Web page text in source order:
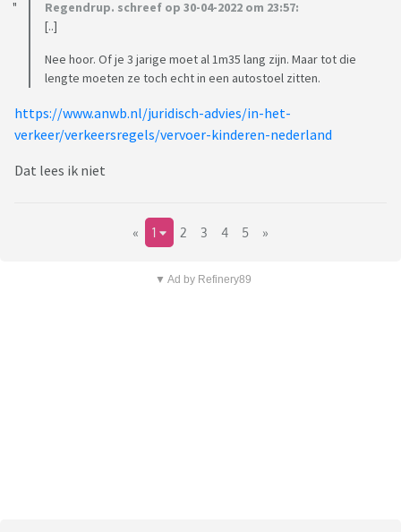
Regendrup. schreef op 30-04-2022 om 23:57:
[..]
Nee hoor. Of je 3 jarige moet al 1m35 lang zijn. Maar tot die
lengte moeten ze toch echt in een autostoel zitten.
https://www.anwb.nl/juridisch-advies/in-het-
verkeer/verkeersregels/vervoer-kinderen-nederland
Dat lees ik niet
« 1 2 3 4 5 »
▼ Ad by Refinery89